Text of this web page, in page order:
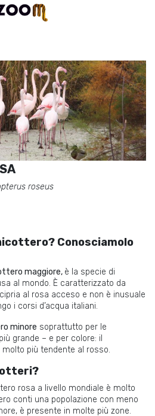
roseus
Conosciamolo
maggiore, è la specie di
al mondo. È caratterizzato da
al rosa acceso e non è inusuale
i corsi d’acqua italiani.
minore soprattutto per le
grande – e per colore: il
più tendente al rosso.
rosa a livello mondiale è molto
conti una popolazione con meno
è presente in molte più zone.